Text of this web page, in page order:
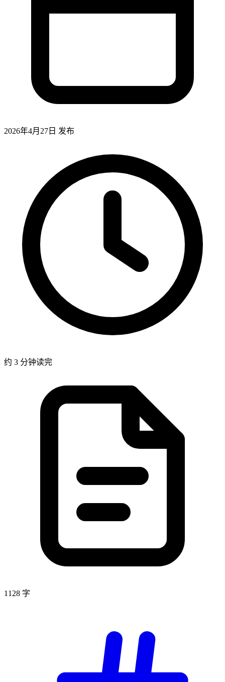
2026年4月27日 发布
约 3 分钟读完
1128 字